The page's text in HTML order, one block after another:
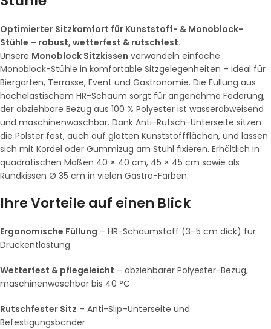
Optimierter Sitzkomfort für Kunststoff- & Monoblock-
Stühle – robust, wetterfest & rutschfest.
Unsere Monoblock Sitzkissen verwandeln einfache
Monoblock-Stühle in komfortable Sitzgelegenheiten – ideal für
Biergarten, Terrasse, Event und Gastronomie. Die Füllung aus
hochelastischem HR-Schaum sorgt für angenehme Federung,
der abziehbare Bezug aus 100 % Polyester ist wasserabweisend
und maschinenwaschbar. Dank Anti-Rutsch-Unterseite sitzen
die Polster fest, auch auf glatten Kunststoffflächen, und lassen
sich mit Kordel oder Gummizug am Stuhl fixieren. Erhältlich in
quadratischen Maßen 40 × 40 cm, 45 × 45 cm sowie als
Rundkissen Ø 35 cm in vielen Gastro-Farben.
Ihre Vorteile auf einen Blick
Ergonomische Füllung – HR-Schaumstoff (3–5 cm dick) für
Druckentlastung
Wetterfest & pflegeleicht – abziehbarer Polyester-Bezug,
maschinenwaschbar bis 40 °C
Rutschfester Sitz – Anti-Slip–Unterseite und
Befestigungsbänder